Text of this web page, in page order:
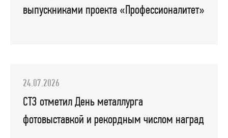
выпускниками проекта «Профессионалитет»
24.07.2026
СТЗ отметил День металлурга
фотовыставкой и рекордным числом наград